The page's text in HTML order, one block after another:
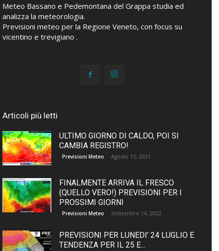
Meteo Bassano e Pedemontana del Grappa studia ed
analizza la meteorologia.
Previsioni meteo per la Regione Veneto, con focus su
vicentino e trevigiano .
Articoli più letti
ULTIMO GIORNO DI CALDO, POI SI
CAMBIA REGISTRO!
Previsioni Meteo Agosto 15, 2021
FINALMENTE ARRIVA IL FRESCO
(QUELLO VERO!) PREVISIONI PER I
PROSSIMI GIORNI
Previsioni Meteo Settembre 14, 2022
PREVISIONI PER LUNEDI’ 24 LUGLIO E
TENDENZA PER IL 25 E...